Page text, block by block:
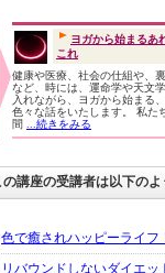
ヨガから始まるあ
これ
健康や医療、社会の仕組や、
など、時には、運命学や天文
入れながら、ヨガから始まる、
色々な話をいたします。 私た
間
...続きをみる
の講座の受講者は以下の
色で癒されハッピーライフ
リバウンドしないダイエ